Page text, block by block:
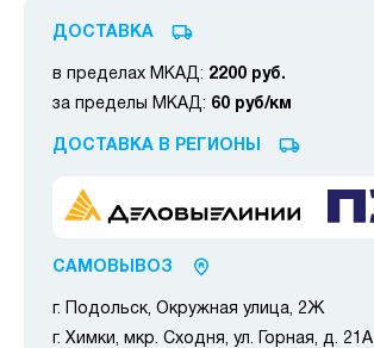
ДОСТАВКА
в пределах МКАД: 2200 руб.
за пределы МКАД: 60 руб/км
ДОСТАВКА В РЕГИОНЫ
САМОВЫВОЗ
г. Подольск, Окружная улица, 2Ж
г. Химки, мкр. Сходня, ул. Горная, д. 21А